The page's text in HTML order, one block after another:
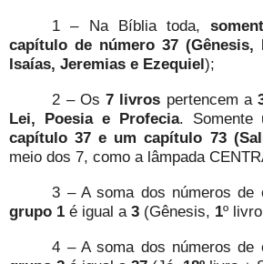
1 – Na Bíblia toda,
capítulo de número 37 (Gênesis,
Isaías, Jeremias e Ezequiel);
2 – Os7 livros pertencem a
Lei, Poesia e Profecia. Somente
capítulo 37 e um capítulo 73
meio dos 7, como a lâmpada
3 – A soma dos números de
grupo 1 é igual a 3 (Gênesis, 1º
4 – A soma dos números de